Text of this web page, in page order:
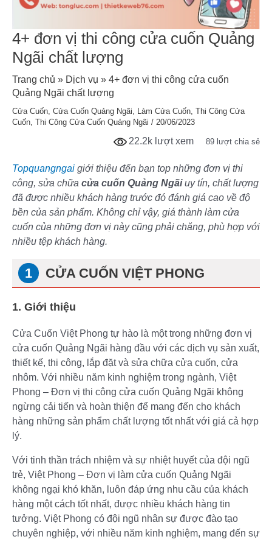
4+ đơn vị thi công cửa cuốn Quảng
Ngãi chất lượng
Trang chủ » Dịch vụ » 4+ đơn vị thi công cửa cuốn
Quảng Ngãi chất lượng
Cửa Cuốn, Cửa Cuốn Quảng Ngãi, Làm Cửa Cuốn, Thi Công Cửa
Cuốn, Thi Công Cửa Cuốn Quảng Ngãi / 20/06/2023
22.2k lượt xem 89 lượt chia sẻ
Topquangngai giới thiệu đến bạn top những đơn vị thi
công, sửa chữa cửa cuốn Quảng Ngãiuy tín, chất lượng
đã được nhiều khách hàng trước đó đánh giá cao về độ
bền của sản phẩm. Không chỉ vậy, giá thành làm cửa
cuốn của những đơn vị này cũng phải chăng, phù hợp với
nhiều tệp khách hàng.
CỬA CUỐN VIỆT PHONG
1. Giới thiệu
Cửa Cuốn Việt Phong tự hào là một trong những đơn vị
cửa cuốn Quảng Ngãi hàng đầu với các dịch vụ sản xuất,
thiết kế, thi công, lắp đặt và sửa chữa cửa cuốn, cửa
nhôm. Với nhiều năm kinh nghiệm trong ngành, Việt
Phong – Đơn vị thi công cửa cuốn Quảng Ngãi không
ngừng cải tiến và hoàn thiện để mang đến cho khách
hàng những sản phẩm chất lượng tốt nhất với giá cả hợp
lý.
Với tinh thần trách nhiệm và sự nhiệt huyết của đội ngũ
trẻ, Việt Phong – Đơn vị làm cửa cuốn Quảng Ngãi
không ngại khó khăn, luôn đáp ứng nhu cầu của khách
hàng một cách tốt nhất, được nhiều khách hàng tin
tưởng. Việt Phong có đội ngũ nhân sự được đào tạo
chuyên nghiệp, với nhiều năm kinh nghiệm, mang đến sự